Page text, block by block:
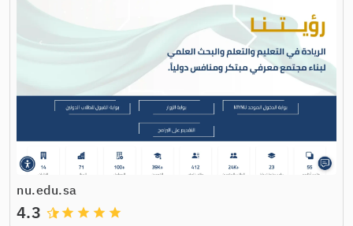
nu.edu.sa
grade
grade
grade
grade
4.3